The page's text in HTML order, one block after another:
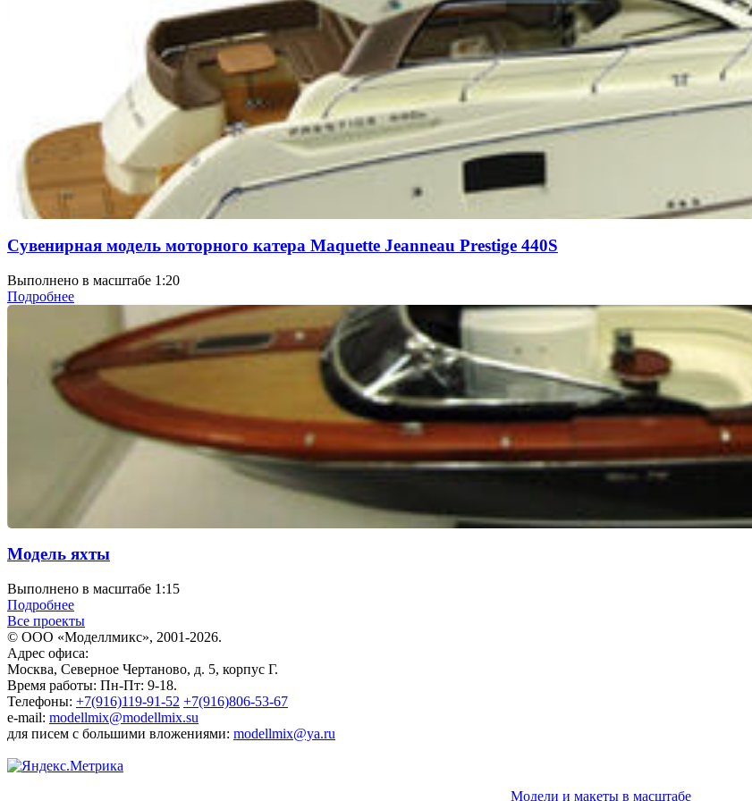
Сувенирная модель моторного катера Maquette Jeanneau Prestige 440S
Выполнено в масштабе 1:20
Подробнее
Модель яхты
Выполнено в масштабе 1:15
Подробнее
Все проекты
© ООО «Моделлмикс», 2001-2026.
Адрес офиса:
Москва, Северное Чертаново, д. 5, корпус Г.
Время работы: Пн-Пт: 9-18.
Телефоны: +7(916)119-91-52 +7(916)806-53-67
e-mail: modellmix@modellmix.su
для писем с большими вложениями: modellmix@ya.ru
Модели и макеты в масштабе